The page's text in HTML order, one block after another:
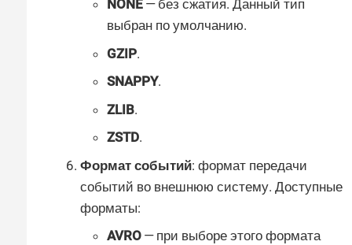
NONE — без сжатия. Данный тип
выбран по умолчанию.
GZIP.
SNAPPY.
ZLIB.
ZSTD.
Формат событий: формат передачи
событий во внешнюю систему. Доступные
форматы:
AVRO — при выборе этого формата